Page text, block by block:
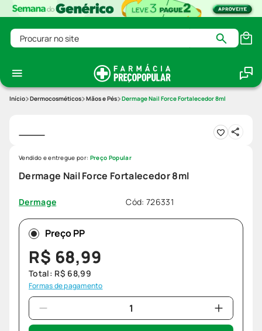
Procurar no site
Dermocosméticos Mãos e Pés Dermage Nail Force Fortalecedor 8ml
Dermage Nail Force Fortalecedor 8ml
Dermage Cód: 726331
Vendido e entregue por: Preço Popular
Preço PP
R$ 68,99
Total: R$ 68,99
Formas de pagamento